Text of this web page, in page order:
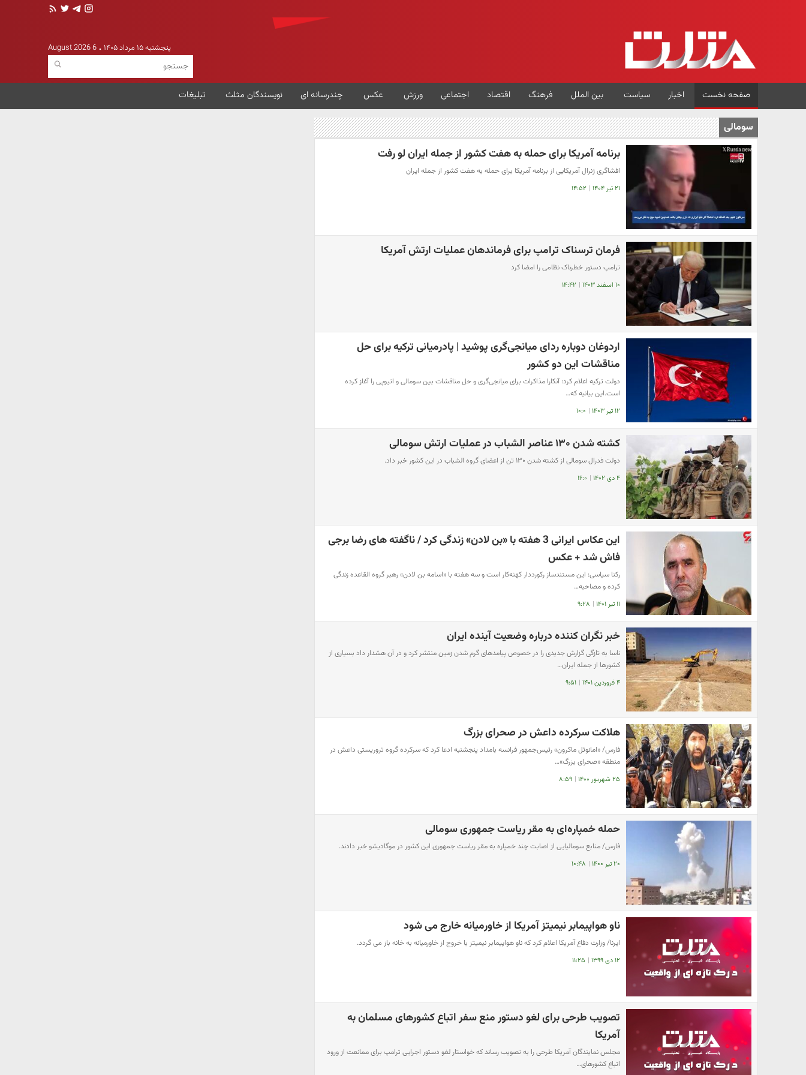
پنجشنبه ۱۵ مرداد ۱۴۰۵ 6 August 2026
صفحه نخست اخبار سیاست بین الملل فرهنگ اقتصاد اجتماعی ورزش عکس چندرسانه ای نویسندگان مثلث تبلیغات
سومالی
برنامه آمریکا برای حمله به هفت کشور از جمله ایران لو رفت
افشاگری ژنرال آمریکایی از برنامه آمریکا برای حمله به هفت کشور از جمله ایران
۲۱ تیر ۱۴۰۴ | ۱۴:۵۲
فرمان ترسناک ترامپ برای فرماندهان عملیات ارتش آمریکا
ترامپ دستور خطرناک نظامی را امضا کرد
۱۰ اسفند ۱۴۰۳ | ۱۴:۴۲
اردوغان دوباره ردای میانجی‌گری پوشید | پادرمیانی ترکیه برای حل
مناقشات این دو کشور
دولت ترکیه اعلام کرد: آنکارا مذاکرات برای میانجی‌گری و حل مناقشات بین سومالی و اتیوپی را آغاز کرده
است.این بیانیه که…
۱۲ تیر ۱۴۰۳ | ۱۰:۰
کشته شدن ۱۳۰ عناصر الشباب در عملیات ارتش سومالی
دولت فدرال سومالی از کشته شدن ۱۳۰ تن از اعضای گروه الشباب در این کشور خبر داد.
۴ دی ۱۴۰۲ | ۱۶:۰
این عکاس ایرانی 3 هفته با «بن لادن» زندگی کرد / ناگفته های رضا برجی
فاش شد + عکس
رکنا سیاسی: این مستندساز رکورددار کهنه‌کار است و سه هفته با «اسامه بن لادن» رهبر گروه القاعده زندگی
کرده و مصاحبه…
۱۱ تیر ۱۴۰۱ | ۹:۲۸
خبر نگران کننده درباره وضعیت آینده ایران
ناسا به تازگی گزارش جدیدی را در خصوص پیامدهای گرم شدن زمین منتشر کرد و در آن هشدار داد بسیاری از
کشورها از جمله ایران…
۴ فروردین ۱۴۰۱ | ۹:۵۱
هلاکت سرکرده داعش در صحرای بزرگ
فارس/ «امانوئل ماکرون» رئیس‌جمهور فرانسه بامداد پنجشنبه ادعا کرد که سرکرده گروه تروریستی داعش در
منطقه «صحرای بزرگ»…
۲۵ شهریور ۱۴۰۰ | ۸:۵۹
حمله خمپاره‌ای به مقر ریاست‌ جمهوری سومالی
فارس/ منابع سومالیایی از اصابت چند خمپاره به مقر ریاست جمهوری این کشور در موگادیشو خبر دادند.
۲۰ تیر ۱۴۰۰ | ۱۰:۴۸
ناو هواپیمابر نیمیتز آمریکا از خاورمیانه خارج می شود
ایرنا/ وزارت دفاع آمریکا اعلام کرد که ناو هواپیمابر نیمیتز با خروج از خاورمیانه به خانه باز می گردد.
۱۲ دی ۱۳۹۹ | ۱۱:۲۵
تصویب طرحی برای لغو دستور منع سفر اتباع کشورهای مسلمان به
آمریکا
مجلس نمایندگان آمریکا طرحی را به تصویب رساند که خواستار لغو دستور اجرایی ترامپ برای ممانعت از ورود
اتباع کشورهای…